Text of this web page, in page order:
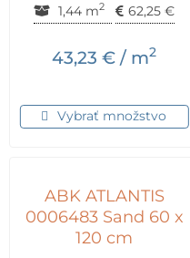
1,44 m2 62,25 €
43,23 € / m2
Vybrať množstvo
ABK ATLANTIS
0006483 Sand 60 x
120 cm